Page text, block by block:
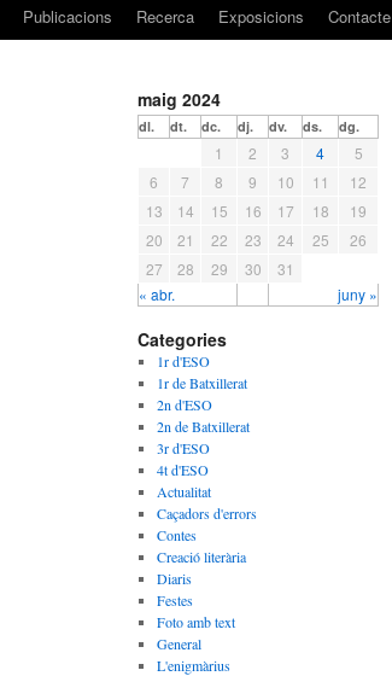
Publicacions Recerca Exposicions Contacte
maig 2024
dl. dt. dc. dj. dv. ds. dg.
« abr. juny »
1 2 3 4
5
6
7 8 9 10 11
12
13
14 15 16 17 18
19
20
21 22 23 24 25
26
27
28 29 30 31
Categories
1r d'ESO
1r de Batxillerat
2n d'ESO
2n de Batxillerat
3r d'ESO
4t d'ESO
Actualitat
Caçadors d'errors
Contes
Creació literària
Diaris
Festes
Foto amb text
General
L'enigmàrius